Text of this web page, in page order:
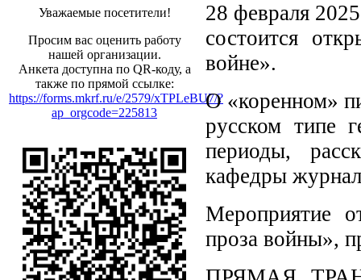
Уважаемые посетители!
Просим вас оценить работу
нашей организации.
Анкета доступна по QR-коду, а
также по прямой ссылке:
https://forms.mkrf.ru/e/2579/xTPLeBU7/?
ap_orgcode=225813
28 февраля
состоится
войне».
О «коренном»
русском типе
периоды,
кафедры
Мероприятие
проза войны»,